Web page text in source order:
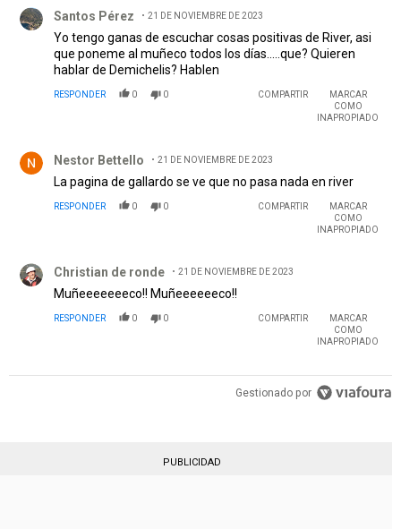
Santos Pérez 21 DE NOVIEMBRE DE 2023
Yo tengo ganas de escuchar cosas positivas de River, asi
que poneme al muñeco todos los días.....que? Quieren
hablar de Demichelis? Hablen
RESPONDER 0 0 COMPARTIR
MARCAR
COMO
INAPROPIADO
Nestor Bettello 21 DE NOVIEMBRE DE 2023
La pagina de gallardo se ve que no pasa nada en river
RESPONDER 0 0 COMPARTIR
MARCAR
COMO
INAPROPIADO
Christian de ronde 21 DE NOVIEMBRE DE 2023
Muñeeeeeeeco!! Muñeeeeeeco!!
RESPONDER 0 0 COMPARTIR
MARCAR
COMO
INAPROPIADO
Gestionado por
PUBLICIDAD